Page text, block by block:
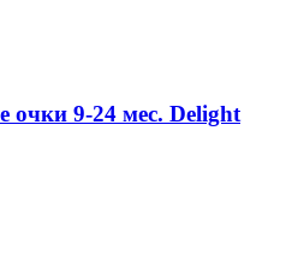
очки 9-24 мес. Delight